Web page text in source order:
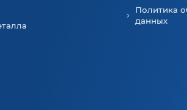
Политика
данных